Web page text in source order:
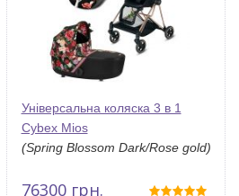
Універсальна коляска 3 в 1
Cybex Mios
(Spring Blossom Dark/Rose gold)
76300грн.